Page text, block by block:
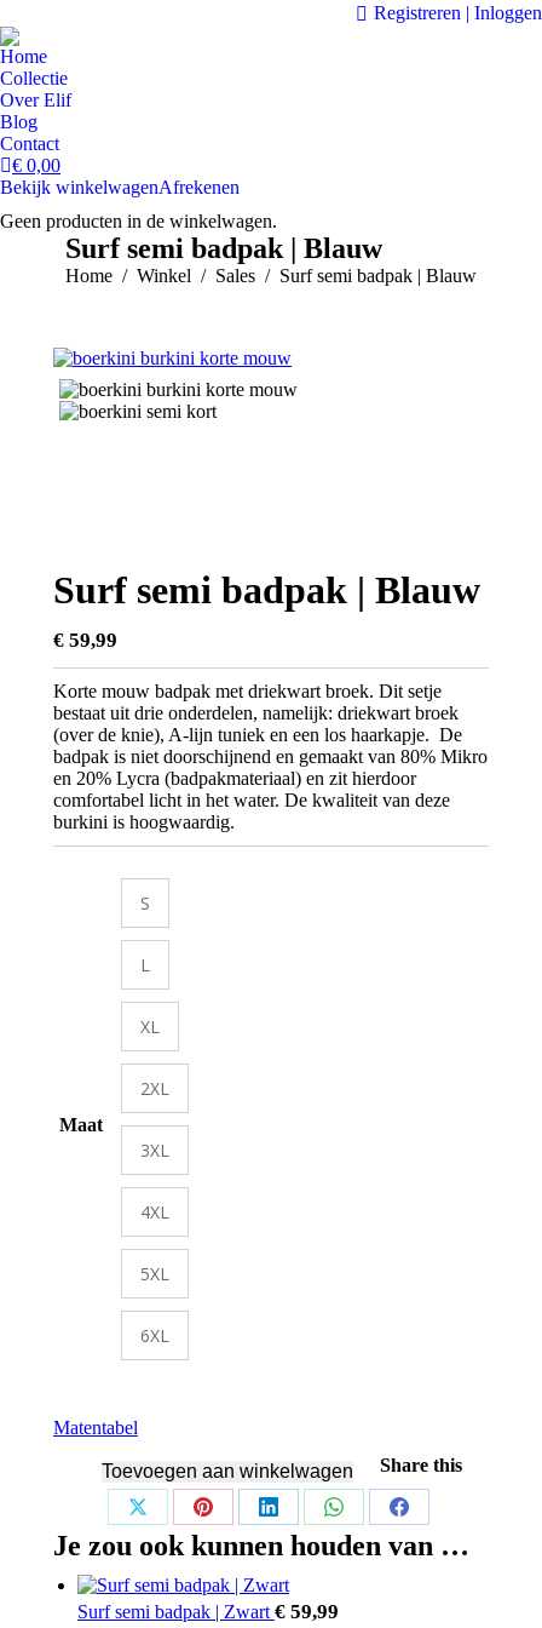
Registreren | Inloggen
Home
Collectie
Over Elif
Blog
Contact
€ 0,00
Bekijk winkelwagenAfrekenen
Geen producten in de winkelwagen.
Surf semi badpak | Blauw
Je bent hier:
Home Winkel Sales Surf semi badpak | Blauw
Surf semi badpak | Blauw
€ 59,99
Korte mouw badpak met driekwart broek. Dit setje
bestaat uit drie onderdelen, namelijk: driekwart broek
(over de knie), A-lijn tuniek en een los haarkapje. De
badpak is niet doorschijnend en gemaakt van 80% Mikro
en 20% Lycra (badpakmateriaal) en zit hierdoor
comfortabel licht in het water. De kwaliteit van deze
burkini is hoogwaardig.
Maat
S
L
XL
2XL
3XL
4XL
5XL
6XL
Matentabel
Toevoegen aan winkelwagen Share this
Share
on
X
Share
on
Pinterest
Share
on
LinkedIn
Share
on
Share
on
Je zou ook kunnen houden van …
Surf semi badpak | Zwart € 59,99